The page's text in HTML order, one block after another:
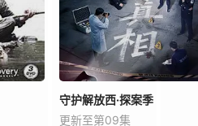
守护解放西·探案季
更新至第09集